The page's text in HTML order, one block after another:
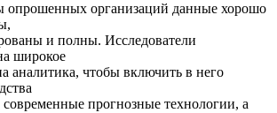
опрошенных организаций данные хорошо
и полны. Исследователи
широкое
аналитика, чтобы включить в него
прогнозные технологии, а